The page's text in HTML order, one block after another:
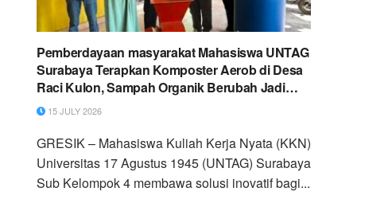
Pemberdayaan masyarakat Mahasiswa UNTAG
Surabaya Terapkan Komposter Aerob di Desa
Raci Kulon, Sampah Organik Berubah Jadi
Komoditas Bernilai Ekonomi
15 JULY 2026
GRESIK – Mahasiswa Kuliah Kerja Nyata (KKN)
Universitas 17 Agustus 1945 (UNTAG) Surabaya
Sub Kelompok 4 membawa solusi inovatif bagi...